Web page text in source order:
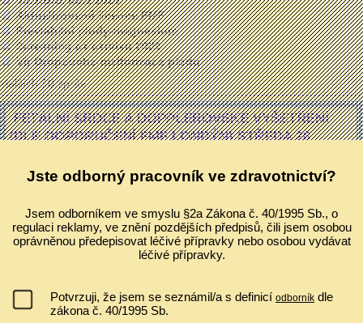
Jste odborný pracovník ve zdravotnictví?
Jsem odborníkem ve smyslu §2a Zákona č. 40/1995 Sb., o
regulaci reklamy, ve znění pozdějších předpisů, čili jsem osobou
oprávněnou předepisovat léčivé přípravky nebo osobou vydávat
léčivé přípravky.
Potvrzuji, že jsem se seznámil/a s definicí odborník dle
zákona č. 40/1995 Sb.
Aktualizované licence FMF
Previabilní plody-magnesium
Screening ca cervixu 2026
Vir Oropouche-malformace plodu
dalších 50 zpráv ...
FETÁLNÍ SRDCE A DOPPLEROVSKÉ VYŠETŘENÍ
(DLE DOPORUČENÍ FMF LONDÝN) STŘEDA 26.
Program
PRAKTICKÝ KURZ